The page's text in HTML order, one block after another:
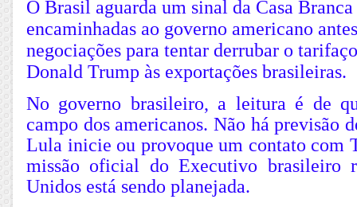
O Brasil aguarda um sinal da Casa Branca
encaminhadas ao governo americano
negociações para tentar derrubar o
Donald Trump às exportações brasileiras.
No governo brasileiro, a leitura é de
campo dos americanos. Não há previsão
Lula inicie ou provoque um contato com
missão oficial do Executivo brasileiro
Unidos está sendo planejada.